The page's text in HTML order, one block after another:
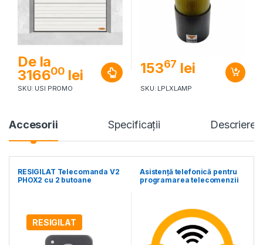
De la
316600 lei
SKU: USI PROMO
15367 lei
SKU: LPLXLAMP
Accesorii Specificaţii Descriere
RESIGILAT Telecomanda V2
PHOX2 cu 2 butoane
RESIGILAT
Asistență telefonică pentru
programarea telecomenzii